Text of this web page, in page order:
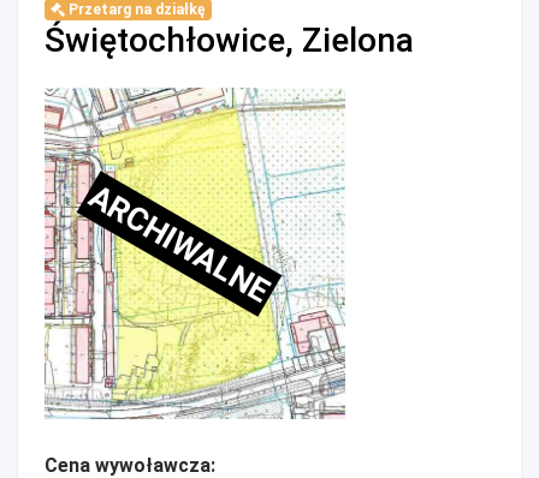
Przetarg na działkę
Świętochłowice, Zielona
ARCHIWALNE
Cena wywoławcza: